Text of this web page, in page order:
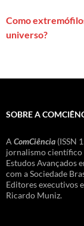
Como
universo?
SOBRE A
A ComCiência (ISSN
jornalismo científico
Estudos Avançados
com a Sociedade
Editores executivos
Ricardo Muniz.